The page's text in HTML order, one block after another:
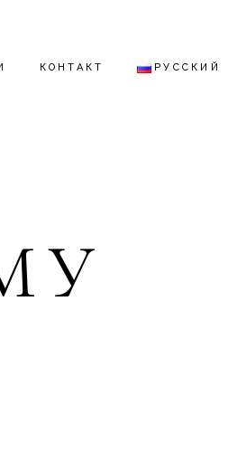
КОНТАКТ РУССКИЙ